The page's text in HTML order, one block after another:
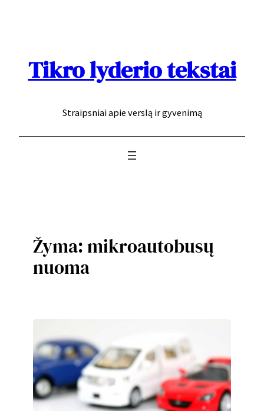
Tikro lyderio tekstai
Straipsniai apie verslą ir gyvenimą
Žyma:mikroautobusų
nuoma